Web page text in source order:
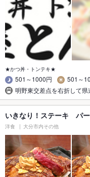
★かつ丼・トンテキ★
501～1000円
501～
明野東交差点を右折して
いきなり！ステーキ パ
洋食 大分市内その他